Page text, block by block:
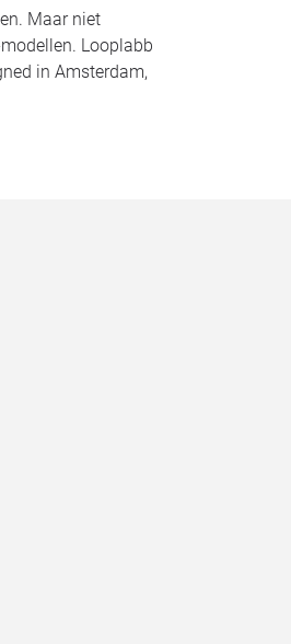
Maar niet
Looplabb
in Amsterdam,